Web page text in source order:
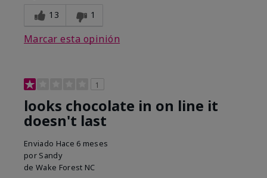
13 1
Marcar esta opinión
1
looks chocolate in on line it
doesn't last
Enviado Hace 6 meses
por Sandy
de Wake Forest NC